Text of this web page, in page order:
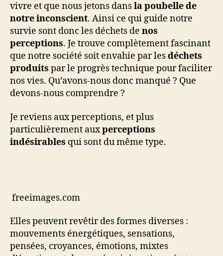
vivre et que nous jetons dansla poubelle de
notre inconscient. Ainsi ce qui guide notre
survie sont donc les déchets de nos
perceptions. Je trouve complètement fascinant
que notre société soit envahie par lesdéchets
produits par le progrès technique pour faciliter
nos vies. Qu’avons-nous donc manqué ? Que
devons-nous comprendre ?
Je reviens aux perceptions, et plus
particulièrement auxperceptions
indésirables qui sont du même type.
freeimages.com
Elles peuvent revêtir des formes diverses :
mouvements énergétiques, sensations,
pensées, croyances, émotions, mixtes